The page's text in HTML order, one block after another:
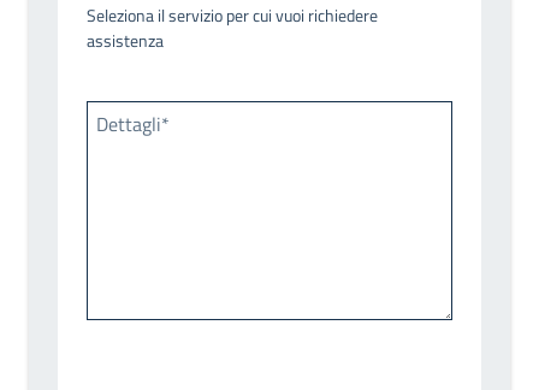
Seleziona il servizio per cui vuoi richiedere
assistenza
Dettagli*